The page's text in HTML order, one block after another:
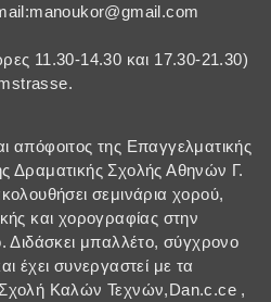
11.30-14.30 και 17.30-21.30)
απόφοιτος της Επαγγελματικής
Δραματικής Σχολής Αθηνών Γ.
σεμινάρια χορού,
και χορογραφίας στην
Διδάσκει μπαλλέτο, σύγχρονο
έχει συνεργαστεί με τα
Καλών Τεχνών,Dan.c.ce ,